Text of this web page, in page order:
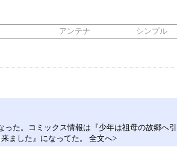
アンテナ シンプル
た。コミックス情報は『少年は祖母の故郷
ました』になってた。 全文へ>